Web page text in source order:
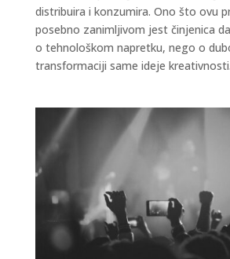
distribuira i konzumira. Ono što ovu
posebno zanimljivom jest činjenica
o tehnološkom napretku, nego o
transformaciji same ideje kreativnosti.